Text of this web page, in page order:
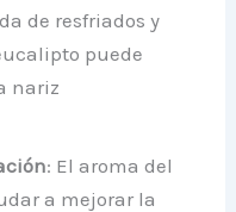
de resfriados y
puede
nariz
: El aroma del
a mejorar la